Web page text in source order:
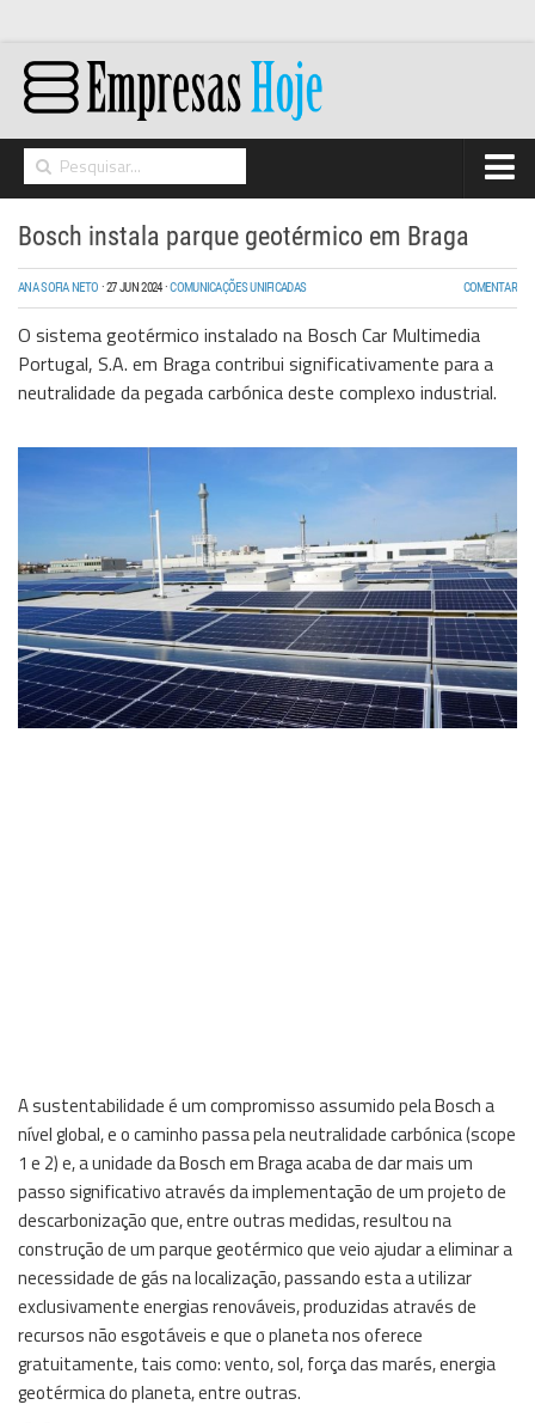
Home
Networking
Segurança
High Tech
Hosting/Cloud
I&D
Opinião
Storage
Wireless
Informação
Bosch instala parque geotérmico em Braga
ANA SOFIA NETO ·27 JUN 2024·COMUNICAÇÕES UNIFICADAS COMENTAR
O sistema geotérmico instalado na Bosch Car Multimedia
Portugal, S.A. em Braga contribui significativamente para a
neutralidade da pegada carbónica deste complexo industrial.
A sustentabilidade é um compromisso assumido pela Bosch a
nível global, e o caminho passa pela neutralidade carbónica (scope
1 e 2) e, a unidade da Bosch em Braga acaba de dar mais um
passo significativo através da implementação de um projeto de
descarbonização que, entre outras medidas, resultou na
construção de um parque geotérmico que veio ajudar a eliminar a
necessidade de gás na localização, passando esta a utilizar
exclusivamente energias renováveis, produzidas através de
recursos não esgotáveis e que o planeta nos oferece
gratuitamente, tais como: vento, sol, força das marés, energia
geotérmica do planeta, entre outras.